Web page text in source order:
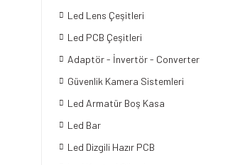
Led Lens Çeşitleri
Led PCB Çeşitleri
Adaptör - İnvertör - Converter
Güvenlik Kamera Sistemleri
Led Armatür Boş Kasa
Led Bar
Led Dizgili Hazır PCB